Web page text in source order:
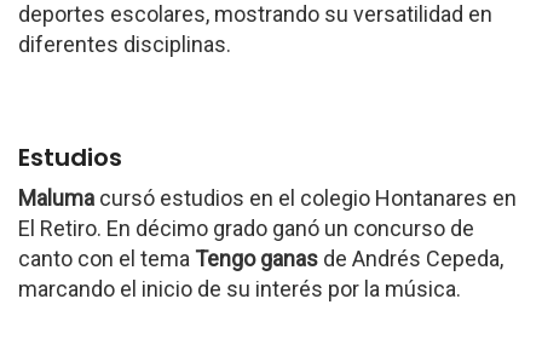
deportes escolares, mostrando su versatilidad en
diferentes disciplinas.
Estudios
Maluma cursó estudios en el colegio Hontanares en
El Retiro. En décimo grado ganó un concurso de
canto con el tema Tengo ganas de Andrés Cepeda,
marcando el inicio de su interés por la música.